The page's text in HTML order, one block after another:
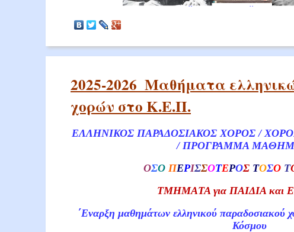
2025-2026_Μαθήματα
χορών στο Κ.Ε.Π.
ΕΛΛΗΝΙΚΟΣ ΠΑΡΑΔΟΣΙΑΚΟΣ ΧΟΡΟΣ /
/ ΠΡΟΓΡΑΜΜΑ
OΣΟ ΠΕΡΙΣΣΟΤΕΡΟΣ ТΟΣΟ Τ
TMHMAΤΑ για ΠΑΙΔΙΑ και
΄Eναρξη μαθημάτων ελληνικού παραδοσιακού
Κόσμου